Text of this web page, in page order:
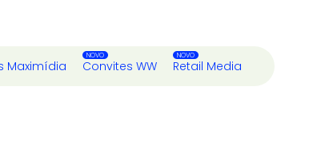
Maximídia Convites WW Retail Media